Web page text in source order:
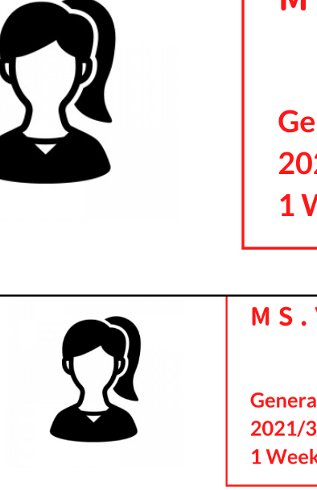
サマー
キャンプ🌻
yuna.t